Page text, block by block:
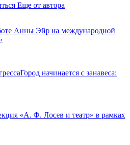
Еще от автора
Анны Эйр на международной
начинается с занавеса:
«А. Ф. Лосев и театр» в рамках